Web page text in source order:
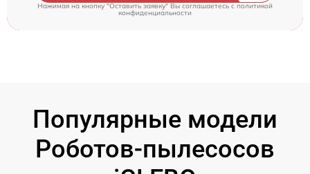
Нажимая на кнопку "Оставить заявку" Вы соглашаетесь cполитикой
конфиденциальности
Популярные модели
Роботов-пылесосов